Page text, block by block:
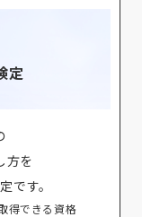
定
方を
です。
得できる資格